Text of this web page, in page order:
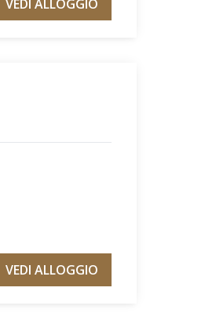
VEDI ALLOGGIO
VEDI ALLOGGIO